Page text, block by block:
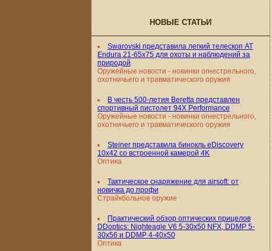
НОВЫЕ СТАТЬИ
Swarovski представила легкий телескоп AT
Endura 21-65x75 для охоты и наблюдений за
природой
Оружейные новости - новинки огнестрельного,
охотничьего и травматического оружия
В честь 500-летия Beretta представлен
спортивный пистолет 94X Performance
Оружейные новости - новинки огнестрельного,
охотничьего и травматического оружия
Steiner представила бинокль eDiscovery
10x42 со встроенной камерой 4K
Оптика
Тактическое снаряжение для airsoft: от
новичка до профи
Страйкбольное оружие
Практический обзор оптических прицелов
DDoptics: Nighteagle V6 5-30x50 NFX, DDMP 5-
30x56 и DDMP 4-40x50
Оптика